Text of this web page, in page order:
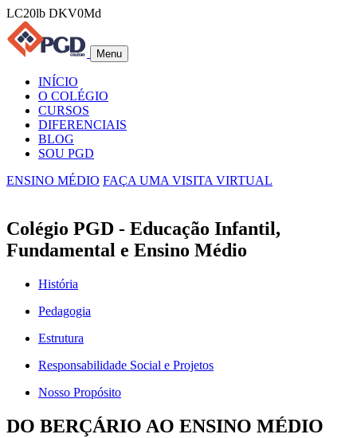
LC20lb DKV0Md
Menu
INÍCIO
O COLÉGIO
CURSOS
DIFERENCIAIS
BLOG
SOU PGD
ENSINO MÉDIO FAÇA UMA VISITA VIRTUAL
Colégio PGD - Educação Infantil,
Fundamental e Ensino Médio
História
Pedagogia
Estrutura
Responsabilidade Social e Projetos
Nosso Propósito
DO BERÇÁRIO AO ENSINO MÉDIO